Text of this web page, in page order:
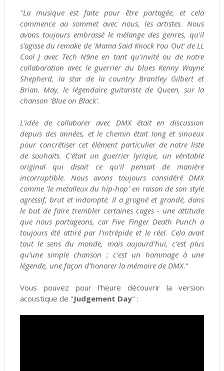
"La musique est faite pour être partagée, et cela
commence au sommet avec nous, les artistes. Nous
avons toujours embrassé le mélange des genres, qu'il
s'agisse du remake de 'Mama Said Knock You Out' de LL
Cool J avec Tech N9ne en tant qu'invité ou de notre
collaboration avec le guerrier du blues Kenny Wayne
Shepherd, la star de la country Brantley Gilbert et
Brian. May, le légendaire guitariste de Queen, sur la
chanson 'Blue on Black'.
L'idée de collaborer avec DMX était en discussion
depuis des années, et le chemin était long et sinueux
pour concrétiser cet élément particulier de notre liste
de souhaits. C’était un guerrier lyrique, un véritable
original qui disait ce qu’il pensait de manière
incorruptible. Nous avons toujours considéré DMX
comme 'le metalleux du hip-hop' en raison de son style
agressif, brut et indompté. Il a grogné et grondé, dans
le but de faire trembler certaines cages - une attitude
que nous partageons, car Five Finger Death Punch a
toujours été attiré par l'intrépide et le réel. Cela avait
tout le sens du monde, mais aujourd’hui, c’est plus
qu’une simple chanson ; c’est un hommage à une
légende, une façon d’honorer la mémoire de DMX."
Vous pouvez pour l'heure découvrir la version
acoustique de "Judgement Day" :